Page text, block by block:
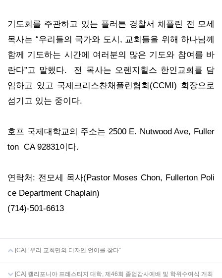
기도회를 주관하고 있는 플러튼 경찰서 채플린 전 모세
목사는 “우리들의 국가와 도시, 교회들을 위해 하나님께
함께 기도하는 시간에 여러분의 많은 기도와 참여를 바
란다”고 말했다. 전 목사는 오렌지힐스 한인교회를 담
임하고 있고 국제크리스챤채플린협회(CCMI) 회장으로
섬기고 있는 중이다.
호프 국제대학교의 주소는 2500 E. Nutwood Ave, Fuller
ton CA 92831이다.
연락처: 전모세 목사(Pastor Moses Chon, Fullerton Poli
ce Department Chaplain)
(714)-501-6613
[CA] “우리 교회만의 디자인 언어를 찾다”
[CA] 캘리포니아 프레스티지 대학, 제46회 졸업감사예배 및 학위수여식 개최